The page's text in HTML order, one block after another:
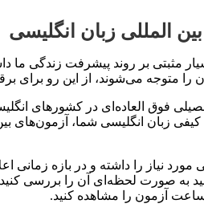
المللی زبان انگلیسی
مثبتی بر روند پیشرفت زندگی ما
را متوجه می‌شوند، از این رو برای
فوق العاده‌ای در کشورهای
زبان انگلیسی شما، آزمون‌های بین
مورد نیاز را داشته و در بازه
آزمون را مشاهده کنید.